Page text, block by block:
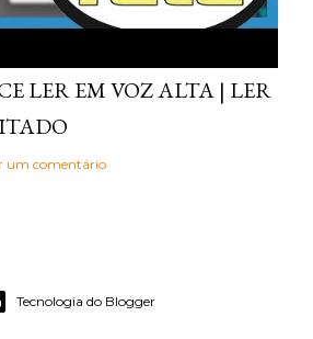
LER EM VOZ ALTA | LER
um comentário
Tecnologia do Blogger